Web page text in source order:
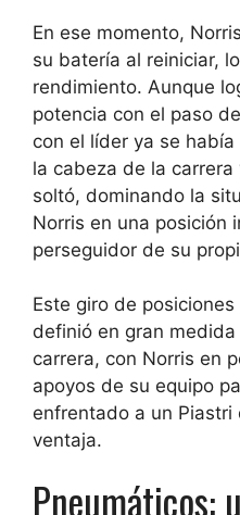
En ese momento,
su batería al reiniciar,
rendimiento. Aunque
potencia con el paso
con el líder ya se
la cabeza de la
soltó, dominando la
Norris en una posición
perseguidor de su
Este giro de
definió en gran
carrera, con Norris en
apoyos de su equipo
enfrentado a un
ventaja.
Pneumáticos: